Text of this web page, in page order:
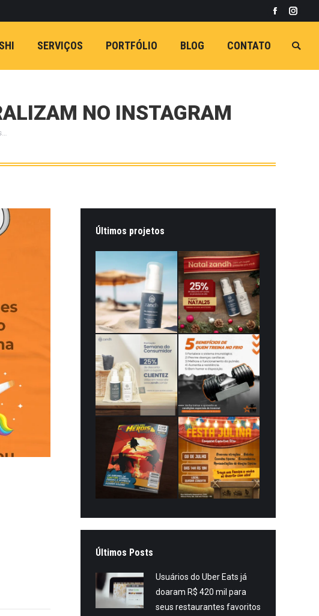
Facebook
SERVIÇOS PORTFÓLIO BLOG CONTATO Buscar
NO INSTAGRAM
Últimos projetos
Últimos Posts
Usuários do Uber Eats já
doaram R$ 420 mil para
seus restaurantes favoritos